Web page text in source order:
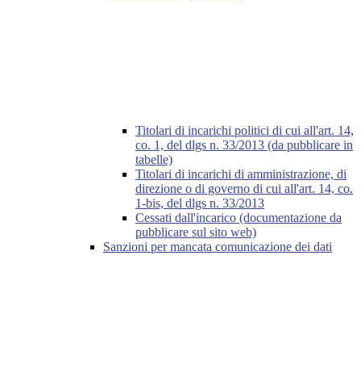
Titolari di incarichi politici di cui all'art. 14,
co. 1, del dlgs n. 33/2013 (da pubblicare in
tabelle)
Titolari di incarichi di amministrazione, di
direzione o di governo di cui all'art. 14, co.
1-bis, del dlgs n. 33/2013
Cessati dall'incarico (documentazione da
pubblicare sul sito web)
Sanzioni per mancata comunicazione dei dati